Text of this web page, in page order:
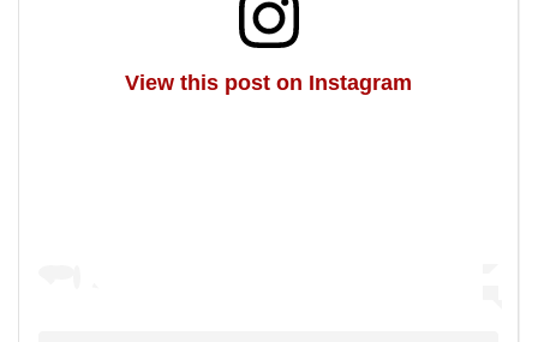
View this post on Instagram